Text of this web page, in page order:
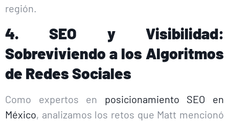
región.
4. SEO y Visibilidad:
Sobreviviendo a los Algoritmos
de Redes Sociales
Como expertos en posicionamiento SEO en
México, analizamos los retos que Matt mencionó